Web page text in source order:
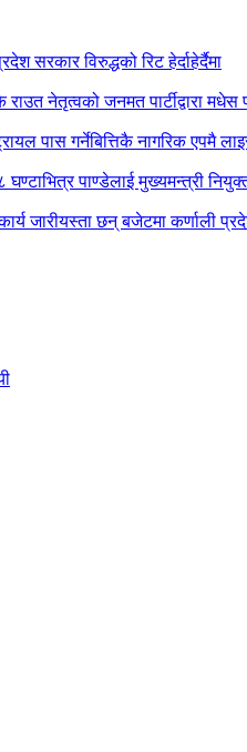
सरकार विरुद्धको रिट हेर्दाहेर्दैमा
राउत नेतृत्वको जनमत पार्टीद्वारा
पास गर्नेबित्तिकै नागरिक एपमै
घण्टाभित्र पाण्डेलाई मुख्यमन्त्री
जारीयस्ता छन् बजेटमा कर्णाली